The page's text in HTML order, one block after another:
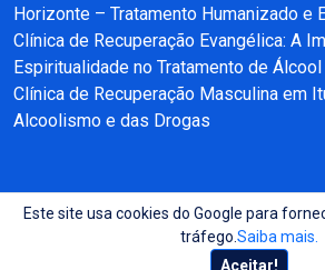
Horizonte – Tratamento Humanizado e
Clínica de Recuperação Evangélica: A
Espiritualidade no Tratamento de
Clínica de Recuperação Masculina em
Alcoolismo e das Drogas
Copyright © 2025 - 2026 Recuperação e
reservados.
Site produzido por:Almeida
Este site usa cookies do Google para
tráfego. Saiba mais.
Aceitar!